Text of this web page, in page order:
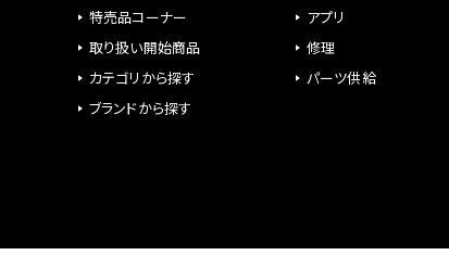
特売品コーナー
取り扱い開始商品
カテゴリから探す
ブランドから探す
アプリ
修理
パーツ供給